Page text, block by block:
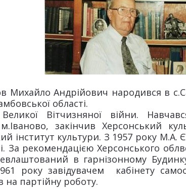
Михайло Андрійович народився в
області.
Вітчизняної війни.
закінчив Херсонський
інститут культури. З 1957 року
За рекомендацією Херсонського
в гарнізонному
року завідувачем кабінету
партійну роботу.